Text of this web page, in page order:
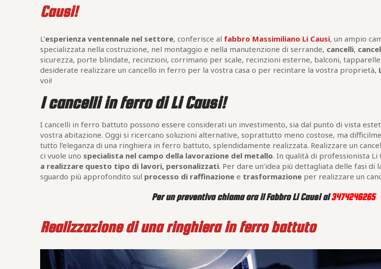
Causi!
L’esperienza ventennale nel settore, conferisce al fabbro Massimiliano Li Causi, un ampio
specializzata nella costruzione, nel montaggio e nella manutenzione di serrande, cancelli,
sicurezza, porte blindate, recinzioni, corrimano per scale, recinzioni esterne, balconi,
desiderate realizzare un cancello in ferro per la vostra casa o per recintare la vostra proprietà,
voi!
I cancelli in ferro di Li Causi!
I cancelli in ferro battuto possono essere considerati un investimento, sia dal punto di vista
vostra abitazione. Oggi si ricercano soluzioni alternative, soprattutto meno costose, ma
tutto l’eleganza di una ringhiera in ferro battuto, splendidamente realizzata. Realizzare un
ci vuole uno specialista nel campo della lavorazione del metallo. In qualità di professionista Li
a realizzare questo tipo di lavori, personalizzati. Per dare un’idea più dettagliata delle fasi di
sguardo più approfondito sul processo di raffinazione e trasformazione per realizzare un
Per un preventivo chiama ora il Fabbro Li Causi al3474246265
Realizzazione di una ringhiera in ferro battuto